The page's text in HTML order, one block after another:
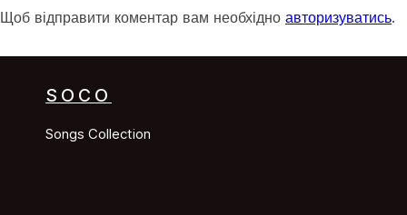
Щоб відправити коментар вам необхідно авторизуватись.
SOCO
Songs Collection